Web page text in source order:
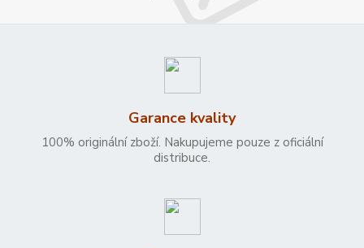
Garance kvality
100% originální zboží. Nakupujeme pouze z oficiální
distribuce.